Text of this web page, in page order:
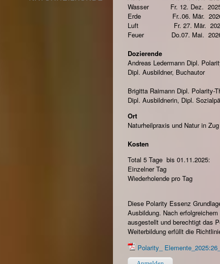
Wasser Fr. 12. Dez.
Erde Fr..06. Mär. 2026
Luft Fr. 27. Mär. 2026
Feuer Do.07. Mai. 2026
Dozierende
Andreas Ledermann Dipl.
Dipl. Ausbildner, Buchautor
Brigitta Raimann Dipl. Polarity-
Dipl. Ausbildnerin, Dipl.
Ort
Naturheilpraxis und Natur in Zug
Kosten
Total 5 Tage bis
Einzelner
Wiederholende
Diese Polarity Essenz
Ausbildung. Nach
ausgestellt und berechtigt das
Weiterbildung erfüllt die
Polarity_